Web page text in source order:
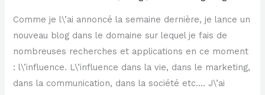
Comme je l\’ai annoncé la semaine dernière, je lance un
nouveau blog dans le domaine sur lequel je fais de
nombreuses recherches et applications en ce moment
: l\’influence. L\’influence dans la vie, dans le marketing,
dans la communication, dans la société etc…. J\’ai